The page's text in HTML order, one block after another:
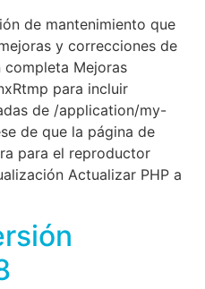
de mantenimiento que
y correcciones de
completa Mejoras
para incluir
de /application/my-
de que la página de
para el reproductor
Actualizar PHP a